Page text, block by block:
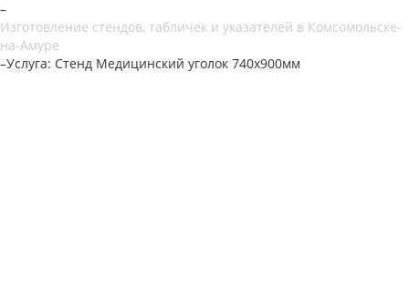
–
Изготовление стендов, табличек и указателей в Комсомольске-
на-Амуре
–Услуга: Стенд Медицинский уголок 740х900мм